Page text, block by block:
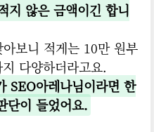
지 않은 금액이긴 합니
보니 적게는 10만 원부
다양하더라고요.
SEO아레나님이라면 한
단이 들었어요.